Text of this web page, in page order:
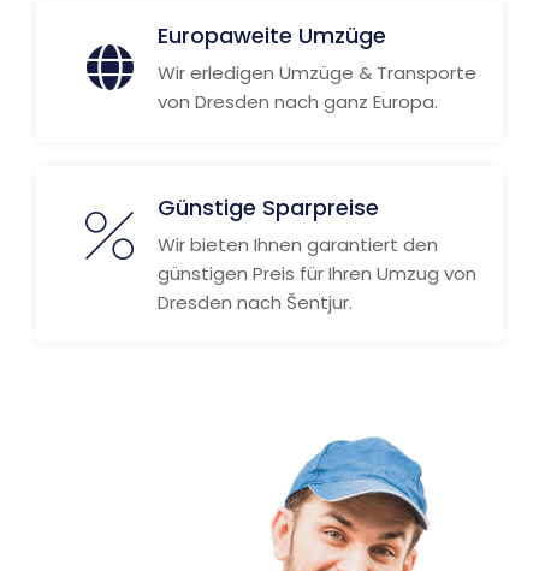
Europaweite Umzüge
Wir erledigen Umzüge & Transporte
von Dresden nach ganz Europa.
Günstige Sparpreise
Wir bieten Ihnen garantiert den
günstigen Preis für Ihren Umzug von
Dresden nach Šentjur.